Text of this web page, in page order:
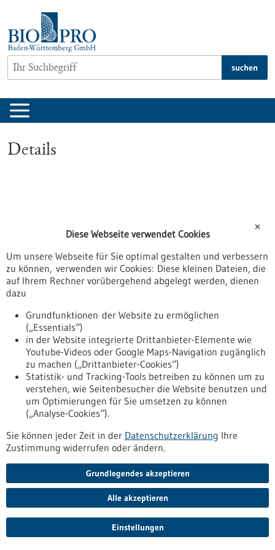
springen
suchen
Details
Nach oben
Informiert bleiben
Newsletter abonnieren
✕
Diese Webseite verwendet Cookies
Um unsere Webseite für Sie optimal gestalten und verbessern
zu können, verwenden wir Cookies: Diese kleinen Dateien, die
auf Ihrem Rechner vorübergehend abgelegt werden, dienen
dazu
Grundfunktionen der Website zu ermöglichen
(„Essentials“)
in der Website integrierte Drittanbieter-Elemente wie
Youtube-Videos oder Google Maps-Navigation zugänglich
zu machen („Drittanbieter-Cookies“)
Statistik- und Tracking-Tools betreiben zu können um zu
verstehen, wie Seitenbesucher die Website benutzen und
um Optimierungen für Sie umsetzen zu können
(„Analyse-Cookies“).
Sie können jeder Zeit in der Datenschutzerklärung Ihre
Zustimmung widerrufen oder ändern.
Grundlegendes akzeptieren
Alle akzeptieren
Einstellungen